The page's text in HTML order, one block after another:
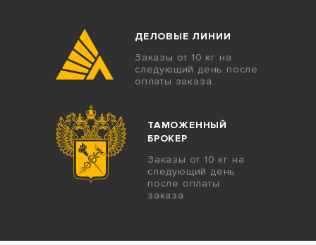
ДЕЛОВЫЕ ЛИНИИ
Заказы от 10 кг на
следующий день после
оплаты заказа.
ТАМОЖЕННЫЙ
БРОКЕР
Заказы от 10 кг на
следующий день
после оплаты
заказа.